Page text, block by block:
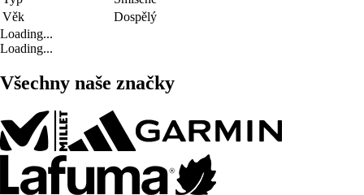
Věk
Dospělý
Loading...
Loading...
Všechny naše značky